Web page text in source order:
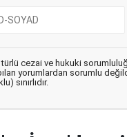
türlü cezai ve hukuki
yorumlardan sorumlu
sınırlıdır.